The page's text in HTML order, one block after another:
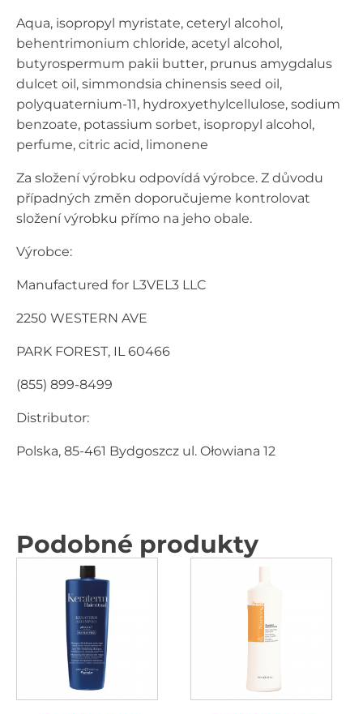
Aqua, isopropyl myristate, ceteryl alcohol,
behentrimonium chloride, acetyl alcohol,
butyrospermum pakii butter, prunus amygdalus
dulcet oil, simmondsia chinensis seed oil,
polyquaternium-11, hydroxyethylcellulose, sodium
benzoate, potassium sorbet, isopropyl alcohol,
perfume, citric acid, limonene
Za složení výrobku odpovídá výrobce. Z důvodu
případných změn doporučujeme kontrolovat
složení výrobku přímo na jeho obale.
Výrobce:
Manufactured for L3VEL3 LLC
2250 WESTERN AVE
PARK FOREST, IL 60466
(855) 899-8499
Distributor:
Polska, 85-461 Bydgoszcz ul. Ołowiana 12
Podobné produkty